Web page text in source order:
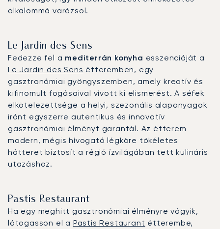
alkalommá varázsol.
Le Jardin des Sens
Fedezze fel a mediterrán konyha esszenciáját a
Le Jardin des Sens étteremben, egy
gasztronómiai gyöngyszemben, amely kreatív és
kifinomult fogásaival vívott ki elismerést. A séfek
elkötelezettsége a helyi, szezonális alapanyagok
iránt egyszerre autentikus és innovatív
gasztronómiai élményt garantál. Az étterem
modern, mégis hívogató légköre tökéletes
hátteret biztosít a régió ízvilágában tett kulináris
utazáshoz.
Pastis Restaurant
Ha egy meghitt gasztronómiai élményre vágyik,
látogasson el a Pastis Restaurant étterembe,